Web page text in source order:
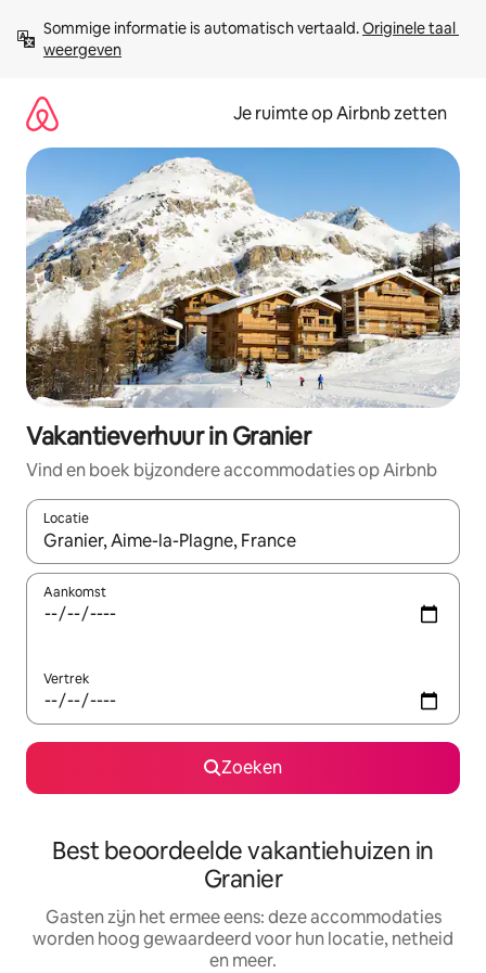
direct
naar
Sommige informatie is automatisch vertaald. Originele taal
weergeven
Je ruimte op Airbnb zetten
Vakantieverhuur in Granier
Vind en boek bijzondere accommodaties op Airbnb
Locatie
Wanneer er suggesties beschikbaar zijn, maak je een keuze
Aankomst
Vertrek
Zoeken
Best beoordeelde vakantiehuizen in
Granier
Gasten zijn het ermee eens: deze accommodaties
worden hoog gewaardeerd voor hun locatie, netheid
en meer.